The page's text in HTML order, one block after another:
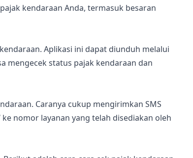
kendaraan Anda, termasuk besaran
Aplikasi ini dapat diunduh melalui
mengecek status pajak kendaraan dan
Caranya cukup mengirimkan SMS
nomor layanan yang telah disediakan oleh